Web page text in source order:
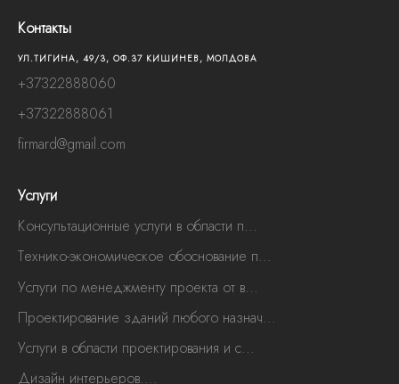
Контакты
УЛ.ТИГИНА, 49/3, OФ.37 КИШИНЕВ, МОЛДОВА
+37322888060
+37322888061
firmard@gmail.com
Услуги
Консультационные услуги в области п...
Технико-экономическое обоснование п...
Услуги по менеджменту проекта от в...
Проектирование зданий любого назнач...
Услуги в области проектирования и с...
Дизайн интерьеров....